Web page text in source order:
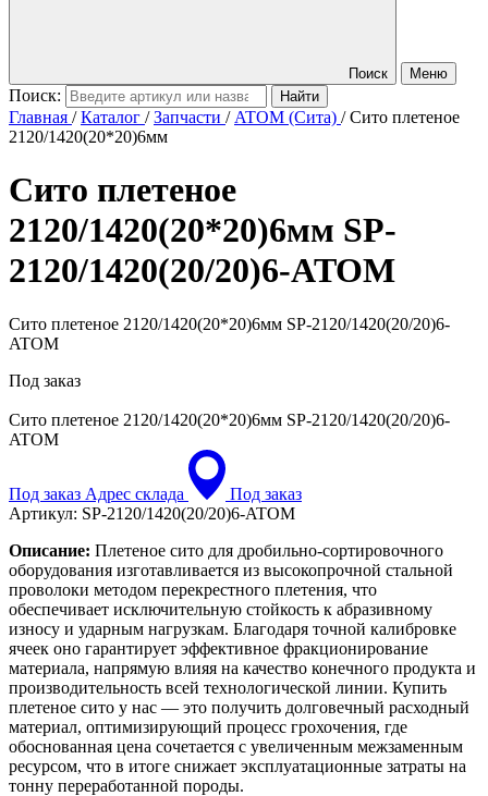
Поиск Меню
Поиск:
Главная /Каталог /Запчасти / ATOM (Сита) /Сито плетеное
2120/1420(20*20)6мм
Сито плетеное
2120/1420(20*20)6мм SP-
2120/1420(20/20)6-ATOM
Сито плетеное 2120/1420(20*20)6мм SP-2120/1420(20/20)6-
ATOM
Под заказ
Сито плетеное 2120/1420(20*20)6мм SP-2120/1420(20/20)6-
ATOM
Под заказ Адрес склада
Под заказ
Артикул: SP-2120/1420(20/20)6-ATOM
Описание: Плетеное сито для дробильно-сортировочного
оборудования изготавливается из высокопрочной стальной
проволоки методом перекрестного плетения, что
обеспечивает исключительную стойкость к абразивному
износу и ударным нагрузкам. Благодаря точной калибровке
ячеек оно гарантирует эффективное фракционирование
материала, напрямую влияя на качество конечного продукта и
производительность всей технологической линии. Купить
плетеное сито у нас — это получить долговечный расходный
материал, оптимизирующий процесс грохочения, где
обоснованная цена сочетается с увеличенным межзаменным
ресурсом, что в итоге снижает эксплуатационные затраты на
тонну переработанной породы.